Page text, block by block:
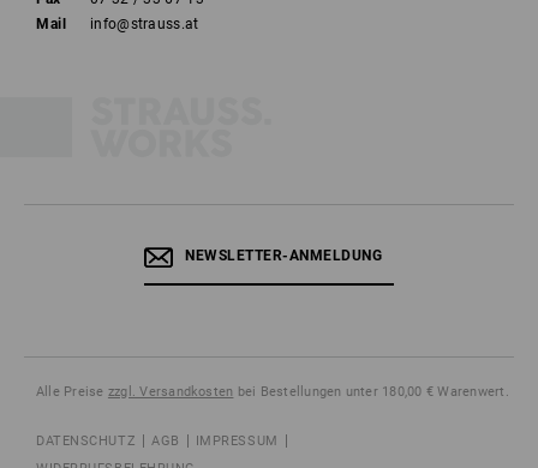
Mail
info@strauss.at
NEWSLETTER-ANMELDUNG
Alle Preise zzgl. Versandkosten bei Bestellungen unter 180,00 € Warenwert.
DATENSCHUTZ AGB
IMPRESSUM